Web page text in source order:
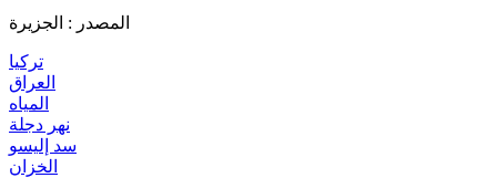
المصدر : الجزيرة
تركيا
العراق
المياه
نهر دجلة
سد إليسو
الخزان